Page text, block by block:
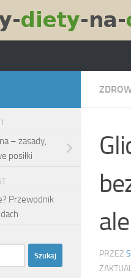
PRZEZ
– zasady,
posiłki
Przewodnik